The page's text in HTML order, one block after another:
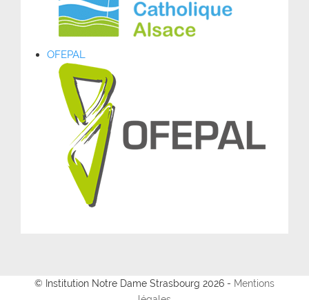
OFEPAL
© Institution Notre Dame Strasbourg 2026 - Mentions